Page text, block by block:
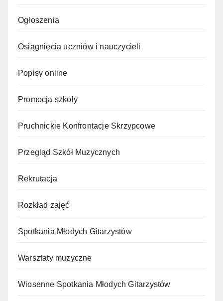
Ogłoszenia
Osiągnięcia uczniów i nauczycieli
Popisy online
Promocja szkoły
Pruchnickie Konfrontacje Skrzypcowe
Przegląd Szkół Muzycznych
Rekrutacja
Rozkład zajęć
Spotkania Młodych Gitarzystów
Warsztaty muzyczne
Wiosenne Spotkania Młodych Gitarzystów